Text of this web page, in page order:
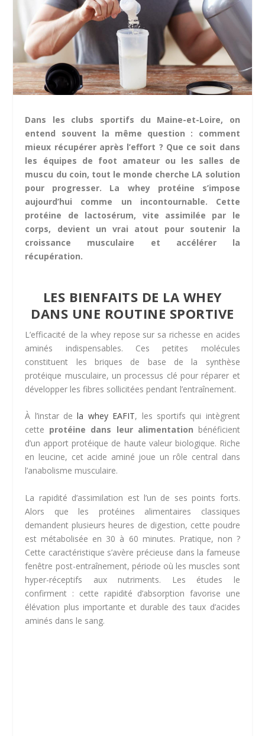
Dans les clubs sportifs du Maine-et-Loire, on
entend souvent la même question : comment
mieux récupérer après l’effort ? Que ce soit dans
les équipes de foot amateur ou les salles de
muscu du coin, tout le monde cherche LA solution
pour progresser. La whey protéine s’impose
aujourd’hui comme un incontournable. Cette
protéine de lactosérum, vite assimilée par le
corps, devient un vrai atout pour soutenir la
croissance musculaire et accélérer la
récupération.
LES BIENFAITS DE LA WHEY
DANS UNE ROUTINE SPORTIVE
L’efficacité de la whey repose sur sa richesse en acides
aminés indispensables. Ces petites molécules
constituent les briques de base de la synthèse
protéique musculaire, un processus clé pour réparer et
développer les fibres sollicitées pendant l’entraînement.
À l’instar dela whey EAFIT, les sportifs qui intègrent
cette protéine dans leur alimentation bénéficient
d’un apport protéique de haute valeur biologique. Riche
en leucine, cet acide aminé joue un rôle central dans
l’anabolisme musculaire.
La rapidité d’assimilation est l’un de ses points forts.
Alors que les protéines alimentaires classiques
demandent plusieurs heures de digestion, cette poudre
est métabolisée en 30 à 60 minutes. Pratique, non ?
Cette caractéristique s’avère précieuse dans la fameuse
fenêtre post-entraînement, période où les muscles sont
hyper-réceptifs aux nutriments. Les études le
confirment : cette rapidité d’absorption favorise une
élévation plus importante et durable des taux d’acides
aminés dans le sang.